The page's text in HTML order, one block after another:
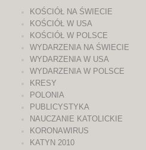
KOŚCIÓŁ NA ŚWIECIE
KOŚCIÓŁ W USA
KOŚCIÓŁ W POLSCE
WYDARZENIA NA ŚWIECIE
WYDARZENIA W USA
WYDARZENIA W POLSCE
KRESY
POLONIA
PUBLICYSTYKA
NAUCZANIE KATOLICKIE
KORONAWIRUS
KATYN 2010